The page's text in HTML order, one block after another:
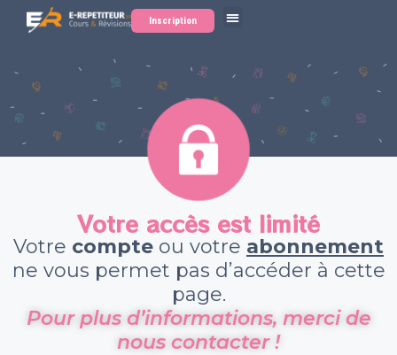
Inscription
Votre accès est limité
Votre compte ou votre abonnement
ne vous permet pas d’accéder à cette
page.
Pour plus d’informations, merci de
nous contacter !